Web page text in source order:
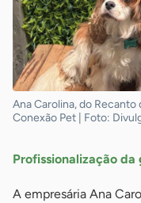
Ana Carolina, do Recanto
Conexão Pet | Foto:
Profissionalização da
A empresária Ana